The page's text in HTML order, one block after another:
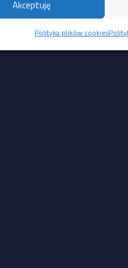
Akceptuję
Polityka plików cookies